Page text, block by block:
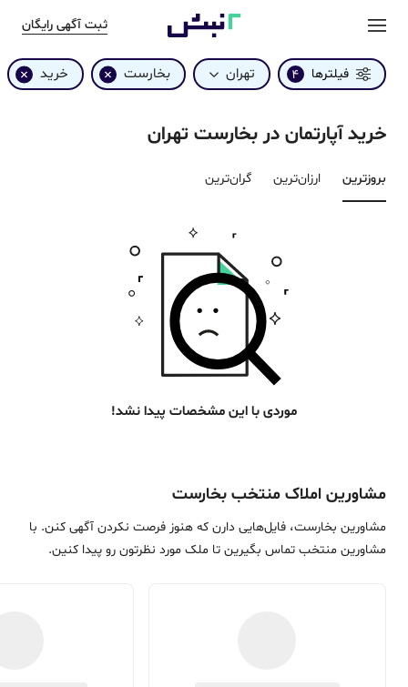
ثبت آگهی رایگان
فیلترها 4 تهران بخارست خرید
خرید آپارتمان در بخارست تهران
بروزترین‌ ارزان‌ترین گران‌ترین
موردی با این مشخصات پیدا نشد!
مشاورین املاک منتخب بخارست
مشاورین بخارست، فایل‌هایی دارن که هنوز فرصت نکردن آگهی کنن. با
مشاورین منتخب تماس بگیرین تا ملک مورد نظرتون رو پیدا کنین.